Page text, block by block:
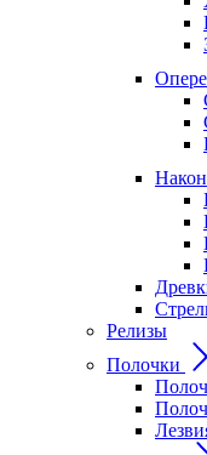
Релизы
Полочки